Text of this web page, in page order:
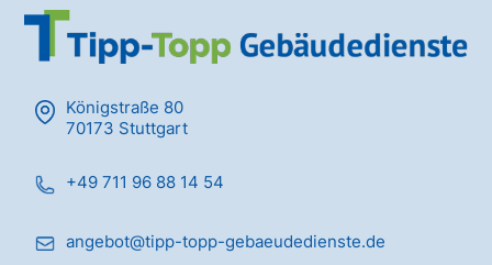
Königstraße 80
70173 Stuttgart
+49 711 96 88 14 54
angebot@tipp-topp-gebaeudedienste.de